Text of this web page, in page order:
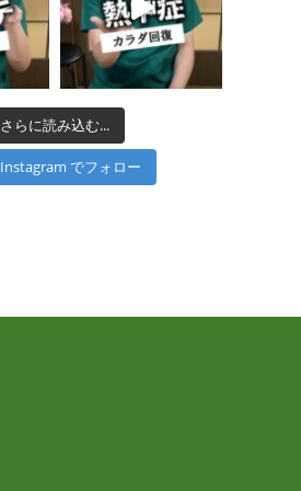
さらに読み込む...
Instagram でフォロー